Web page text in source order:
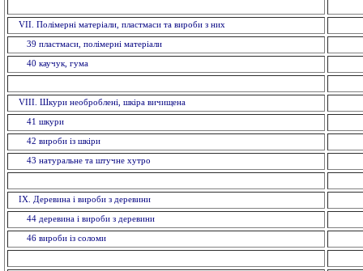
VII. Полімерні матеріали, пластмаси та вироби з них
39 пластмаси, полімерні матеріали
40 каучук, гума
VIII. Шкури необроблені, шкіра вичищена
41 шкури
42 вироби із шкiри
43 натуральне та штучне хутро
IX. Деревина і вироби з деревини
44 деревина і вироби з деревини
46 вироби із соломи